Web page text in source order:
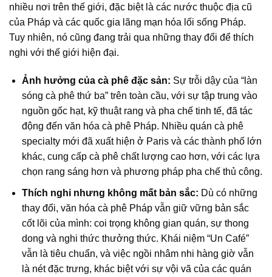
nhiều nơi trên thế giới, đặc biệt là các nước thuộc địa cũ
của Pháp và các quốc gia lãng mạn hóa lối sống Pháp.
Tuy nhiên, nó cũng đang trải qua những thay đổi để thích
nghi với thế giới hiện đại.
Ảnh hưởng của cà phê đặc sản: Sự trỗi dậy của “làn
sóng cà phê thứ ba” trên toàn cầu, với sự tập trung vào
nguồn gốc hạt, kỹ thuật rang và pha chế tinh tế, đã tác
động đến văn hóa cà phê Pháp. Nhiều quán cà phê
specialty mới đã xuất hiện ở Paris và các thành phố lớn
khác, cung cấp cà phê chất lượng cao hơn, với các lựa
chọn rang sáng hơn và phương pháp pha chế thủ công.
Thích nghi nhưng không mất bản sắc: Dù có những
thay đổi, văn hóa cà phê Pháp vẫn giữ vững bản sắc
cốt lõi của mình: coi trọng không gian quán, sự thong
dong và nghi thức thưởng thức. Khái niệm “Un Café”
vẫn là tiêu chuẩn, và việc ngồi nhâm nhi hàng giờ vẫn
là nét đặc trưng, khác biệt với sự vội vã của các quán